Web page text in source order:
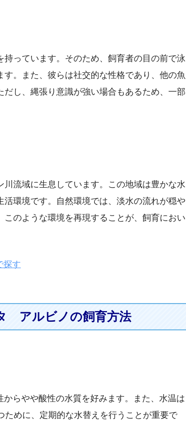
っています。そのため、飼育者の目の前で泳
。また、彼らは社交的な性格であり、他の魚
し、縄張り意識が強い場合もあるため、一部
流域に生息しています。この地域は豊かな水
環境です。自然環境では、淡水の流れが穏や
のような環境を再現することが、飼育におい
探す
アルビノの飼育方法
らやや酸性の水質を好みます。また、水温は
めに、定期的な水替えを行うことが重要で